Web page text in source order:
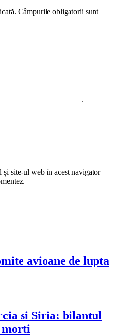
Câmpurile obligatorii sunt
și site-ul web în acest navigator
avioane de lupta
si Siria: bilantul
morti